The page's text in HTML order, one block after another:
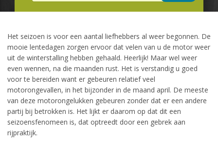
Het seizoen is voor een aantal liefhebbers al weer begonnen. De
mooie lentedagen zorgen ervoor dat velen van u de motor weer
uit de winterstalling hebben gehaald. Heerlijk! Maar wel weer
even wennen, na die maanden rust. Het is verstandig u goed
voor te bereiden want er gebeuren relatief veel
motorongevallen, in het bijzonder in de maand april. De meeste
van deze motorongelukken gebeuren zonder dat er een andere
partij bij betrokken is. Het lijkt er daarom op dat dit een
seizoensfenomeen is, dat optreedt door een gebrek aan
rijpraktijk.